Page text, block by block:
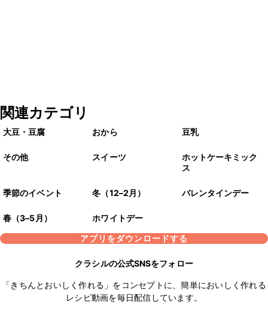
関連カテゴリ
大豆・豆腐 おから 豆乳
その他 スイーツ
ホットケーキミック
ス
季節のイベント 冬（12–2月） バレンタインデー
春（3–5月）
ホワイトデー
アプリをダウンロードする
クラシルの公式SNSをフォロー
「きちんとおいしく作れる」をコンセプトに、簡単においしく作れる
レシピ動画を毎日配信しています。